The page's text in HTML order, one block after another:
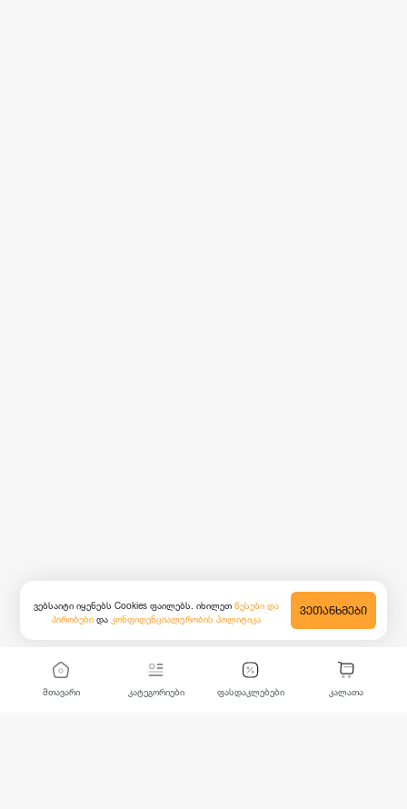
მთავარი კატეგორიები ფასდაკლებები კალათა
ვებსაიტი იყენებს Cookies ფაილებს. იხილეთ წესები და
პირობები და კონფიდენციალურობის პოლიტიკა
ᲕᲔᲗᲐᲜᲮᲛᲔᲑᲘ